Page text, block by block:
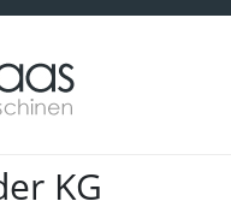
KG